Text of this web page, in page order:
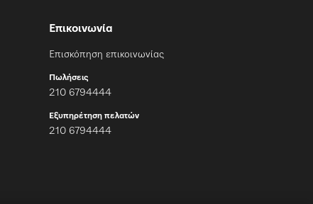
Επικοινωνία
Επισκόπηση επικοινωνίας
Πωλήσεις
210 6794444
Εξυπηρέτηση πελατών
210 6794444